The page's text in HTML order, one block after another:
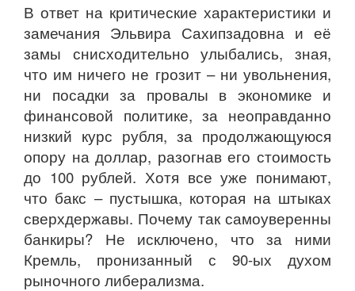
В ответ на критические характеристики и
замечания Эльвира Сахипзадовна и её
замы снисходительно улыбались, зная,
что им ничего не грозит – ни увольнения,
ни посадки за провалы в экономике и
финансовой политике, за неоправданно
низкий курс рубля, за продолжающуюся
опору на доллар, разогнав его стоимость
до 100 рублей. Хотя все уже понимают,
что бакс – пустышка, которая на штыках
сверхдержавы. Почему так самоуверенны
банкиры? Не исключено, что за ними
Кремль, пронизанный с 90-ых духом
рыночного либерализма.